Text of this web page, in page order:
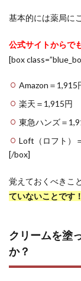
基本的には薬局に
公式サイトからで
[box
Amazon＝1,915
楽天＝1,915円
東急ハンズ＝
Loft（ロフト）
[/box]
覚えておくべきこ
ていないことです！
クリームを塗
か？